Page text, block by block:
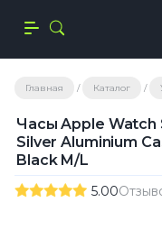
Главная Каталог
Часы Apple Watch
Silver Aluminium
Black M/L
5.00